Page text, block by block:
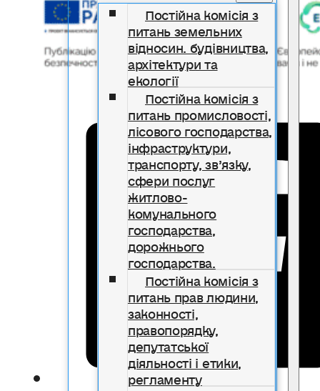
Постійна комісія з
питань земельних
відносин. будівництва,
архітектури та
екології
Постійна комісія з
питань промисловості,
лісового господарства,
інфраструктури,
транспорту, зв’язку,
сфери послуг
житлово-
комунального
господарства,
дорожнього
господарства.
Постійна комісія з
питань прав людини,
законності,
правопорядку,
депутатської
діяльності і етики,
регламенту